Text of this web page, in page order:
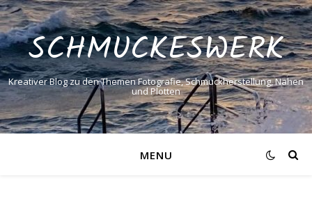
SCHMUCKESWERK
Kreativer Blog zu den Themen Fotografie, Schmuckherstellung, Nähen
und Plotten
MENU